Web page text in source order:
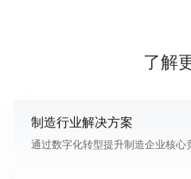
了解
制造行业解决方案
通过数字化转型提升制造企业核心